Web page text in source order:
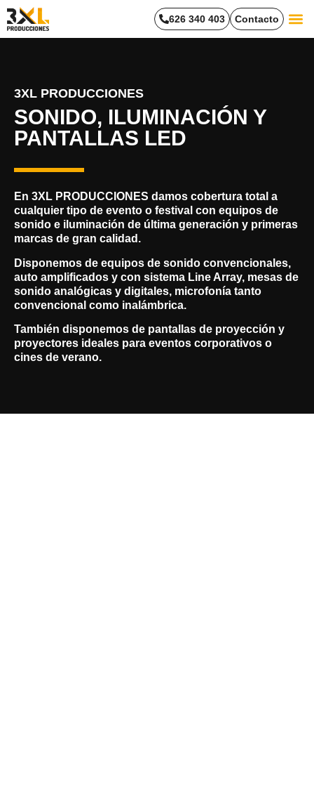
626 340 403 Contacto
3XL PRODUCCIONES
SONIDO, ILUMINACIÓN Y
PANTALLAS LED
En 3XL PRODUCCIONES damos cobertura total a
cualquier tipo de evento o festival con equipos de
sonido e iluminación de última generación y primeras
marcas de gran calidad.
Disponemos de equipos de sonido convencionales,
auto amplificados y con sistema Line Array, mesas de
sonido analógicas y digitales, microfonía tanto
convencional como inalámbrica.
También disponemos de pantallas de proyección y
proyectores ideales para eventos corporativos o
cines de verano.